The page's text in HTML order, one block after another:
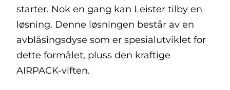
starter. Nok en gang kan Leister tilby en
løsning. Denne løsningen består av en
avblåsingsdyse som er spesialutviklet for
dette formålet, pluss den kraftige
AIRPACK-viften.